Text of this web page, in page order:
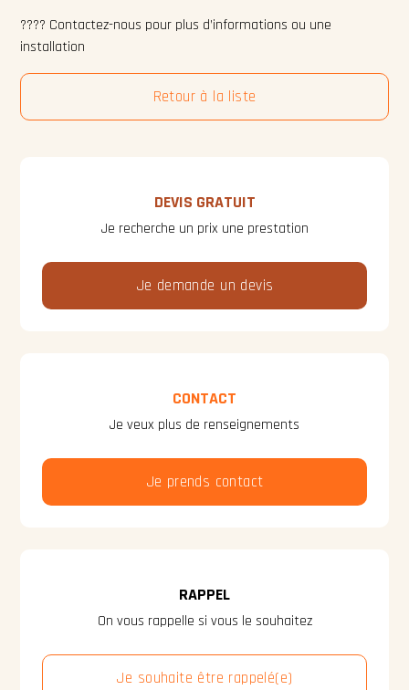
???? Contactez-nous pour plus d’informations ou une
installation
Retour à la liste
DEVIS GRATUIT
Je recherche un prix une prestation
Je demande un devis
CONTACT
Je veux plus de renseignements
Je prends contact
RAPPEL
On vous rappelle si vous le souhaitez
Je souhaite être rappelé(e)